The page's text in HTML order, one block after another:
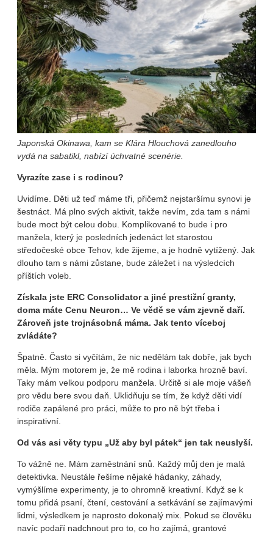
Japonská Okinawa, kam se Klára Hlouchová zanedlouho
vydá na sabatikl, nabízí úchvatné scenérie.
Vyrazíte zase i s rodinou?
Uvidíme. Děti už teď máme tři, přičemž nejstaršímu synovi je
šestnáct. Má plno svých aktivit, takže nevím, zda tam s námi
bude moct být celou dobu. Komplikované to bude i pro
manžela, který je posledních jedenáct let starostou
středočeské obce Tehov, kde žijeme, a je hodně vytížený. Jak
dlouho tam s námi zůstane, bude záležet i na výsledcích
příštích voleb.
Získala jste ERC Consolidator a jiné prestižní granty,
doma máte Cenu Neuron… Ve vědě se vám zjevně daří.
Zároveň jste trojnásobná máma. Jak tento víceboj
zvládáte?
Špatně. Často si vyčítám, že nic nedělám tak dobře, jak bych
měla. Mým motorem je, že mě rodina i laborka hrozně baví.
Taky mám velkou podporu manžela. Určitě si ale moje vášeň
pro vědu bere svou daň. Uklidňuju se tím, že když děti vidí
rodiče zapálené pro práci, může to pro ně být třeba i
inspirativní.
Od vás asi věty typu „Už aby byl pátek“ jen tak neuslyší.
To vážně ne. Mám zaměstnání snů. Každý můj den je malá
detektivka. Neustále řešíme nějaké hádanky, záhady,
vymýšlíme experimenty, je to ohromně kreativní. Když se k
tomu přidá psaní, čtení, cestování a setkávání se zajímavými
lidmi, výsledkem je naprosto dokonalý mix. Pokud se člověku
navíc podaří nadchnout pro to, co ho zajímá, grantové